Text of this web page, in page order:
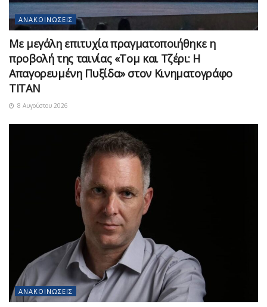
ΑΝΑΚΟΙΝΏΣΕΙΣ
Με μεγάλη επιτυχία πραγματοποιήθηκε η
προβολή της ταινίας «Τομ και Τζέρι: Η
Απαγορευμένη Πυξίδα» στον Κινηματογράφο
ΤΙΤΑΝ
8 Αυγούστου 2026
ΑΝΑΚΟΙΝΏΣΕΙΣ